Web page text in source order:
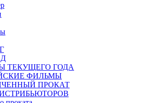
ТЕКУЩЕГО ГОДА
ФИЛЬМЫ
ПРОКАТ